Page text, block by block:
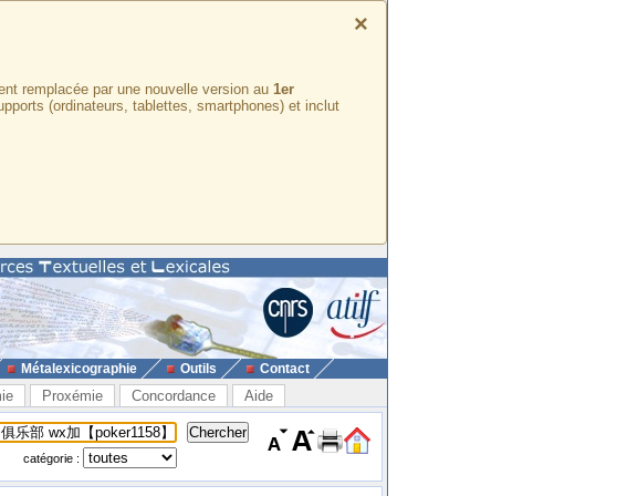
×
remplacée par une nouvelle version au 1er
(ordinateurs, tablettes, smartphones) et inclut
Métalexicographie Outils Contact
Proxémie Concordance Aide
catégorie :